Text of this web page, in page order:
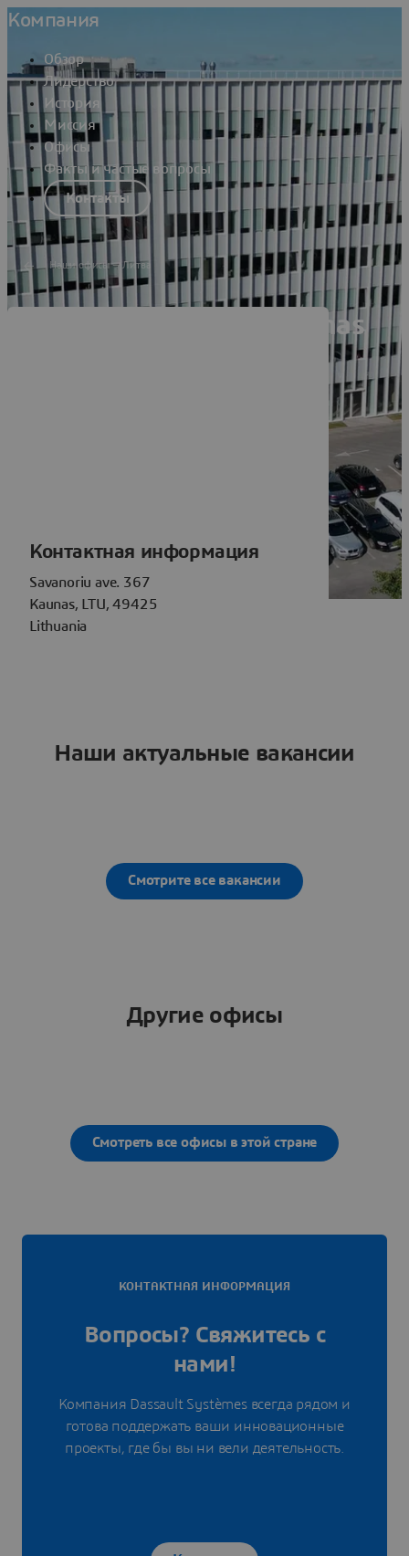
Компания
Обзор
Лидерство
История
Миссия
Офисы
Факты и частые вопросы
Контакты
Наши офисы — Литва
Dassault Systèmes Kaunas
Контактная информация
Savanoriu ave. 367
Kaunas, LTU, 49425
Lithuania
Наши актуальные вакансии
Смотрите все вакансии
Другие офисы
Смотреть все офисы в этой стране
КОНТАКТНАЯ ИНФОРМАЦИЯ
Вопросы? Свяжитесь с
нами!
Компания Dassault Systèmes всегда рядом и
готова поддержать ваши инновационные
проекты, где бы вы ни вели деятельность.